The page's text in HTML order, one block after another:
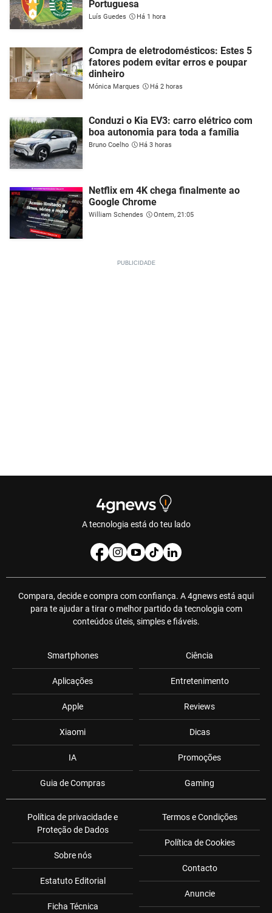
Portuguesa
Luís Guedes Há 1 hora
Compra de eletrodomésticos: Estes 5
fatores podem evitar erros e poupar
dinheiro
Mónica Marques Há 2 horas
Conduzi o Kia EV3: carro elétrico com
boa autonomia para toda a família
Bruno Coelho Há 3 horas
Netflix em 4K chega finalmente ao
Google Chrome
William Schendes Ontem, 21:05
A tecnologia está do teu lado
Compara, decide e compra com confiança. A 4gnews está aqui
para te ajudar a tirar o melhor partido da tecnologia com
conteúdos úteis, simples e fiáveis.
Smartphones
Aplicações
Apple
Xiaomi
IA
Guia de Compras
Ciência
Entretenimento
Reviews
Dicas
Promoções
Gaming
Política de privacidade e
Proteção de Dados
Sobre nós
Estatuto Editorial
Ficha Técnica
Termos e Condições
Política de Cookies
Contacto
Anuncie